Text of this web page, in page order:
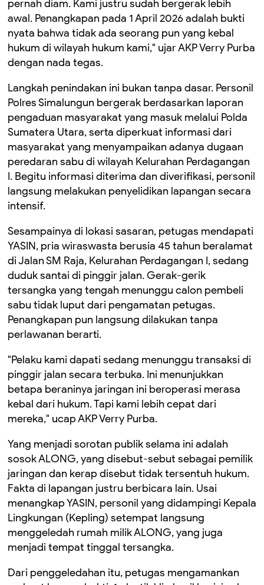
pernah diam. Kami justru sudah bergerak lebih
awal. Penangkapan pada 1 April 2026 adalah bukti
nyata bahwa tidak ada seorang pun yang kebal
hukum di wilayah hukum kami," ujar AKP Verry Purba
dengan nada tegas.
Langkah penindakan ini bukan tanpa dasar. Personil
Polres Simalungun bergerak berdasarkan laporan
pengaduan masyarakat yang masuk melalui Polda
Sumatera Utara, serta diperkuat informasi dari
masyarakat yang menyampaikan adanya dugaan
peredaran sabu di wilayah Kelurahan Perdagangan
I. Begitu informasi diterima dan diverifikasi, personil
langsung melakukan penyelidikan lapangan secara
intensif.
Sesampainya di lokasi sasaran, petugas mendapati
YASIN, pria wiraswasta berusia 45 tahun beralamat
di Jalan SM Raja, Kelurahan Perdagangan I, sedang
duduk santai di pinggir jalan. Gerak-gerik
tersangka yang tengah menunggu calon pembeli
sabu tidak luput dari pengamatan petugas.
Penangkapan pun langsung dilakukan tanpa
perlawanan berarti.
"Pelaku kami dapati sedang menunggu transaksi di
pinggir jalan secara terbuka. Ini menunjukkan
betapa beraninya jaringan ini beroperasi merasa
kebal dari hukum. Tapi kami lebih cepat dari
mereka," ucap AKP Verry Purba.
Yang menjadi sorotan publik selama ini adalah
sosok ALONG, yang disebut-sebut sebagai pemilik
jaringan dan kerap disebut tidak tersentuh hukum.
Fakta di lapangan justru berbicara lain. Usai
menangkap YASIN, personil yang didampingi Kepala
Lingkungan (Kepling) setempat langsung
menggeledah rumah milik ALONG, yang juga
menjadi tempat tinggal tersangka.
Dari penggeledahan itu, petugas mengamankan